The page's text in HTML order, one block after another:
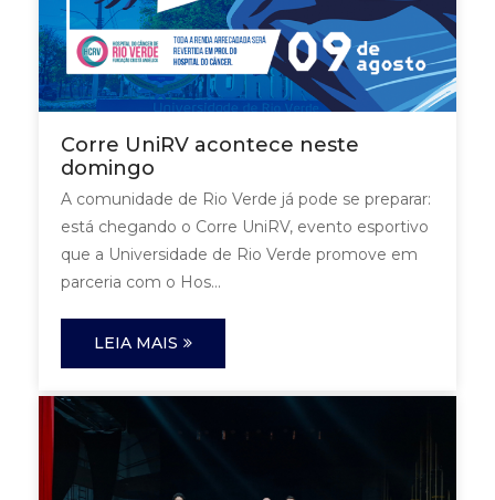
Corre UniRV acontece neste
domingo
A comunidade de Rio Verde já pode se preparar:
está chegando o Corre UniRV, evento esportivo
que a Universidade de Rio Verde promove em
parceria com o Hos...
LEIA MAIS